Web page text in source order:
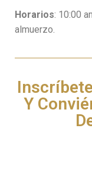
Horarios: 10:00
almuerzo.
Y